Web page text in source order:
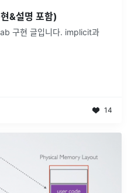
&설명 포함)
구현 글입니다. implicit과
14